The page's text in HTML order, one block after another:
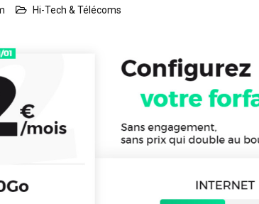
Hi-Tech & Télécoms